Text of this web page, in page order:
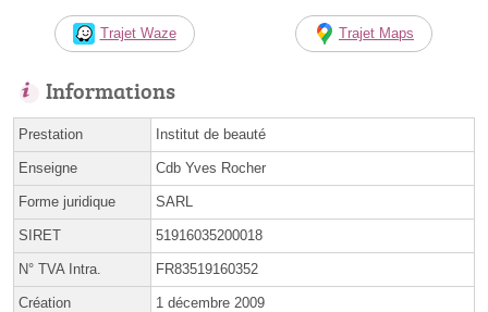
Trajet Waze Trajet Maps
Informations
Prestation Institut de beauté
Enseigne Cdb Yves Rocher
Forme juridique SARL
SIRET 51916035200018
N° TVA Intra. FR83519160352
Création 1 décembre 2009